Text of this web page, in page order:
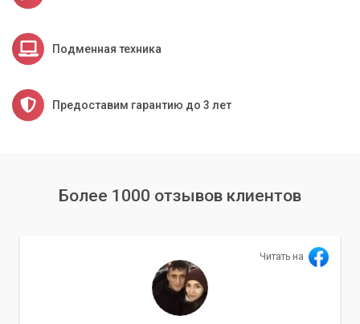
Подменная техника
Предоставим гарантию до 3 лет
Более 1000 отзывов клиентов
Читать на